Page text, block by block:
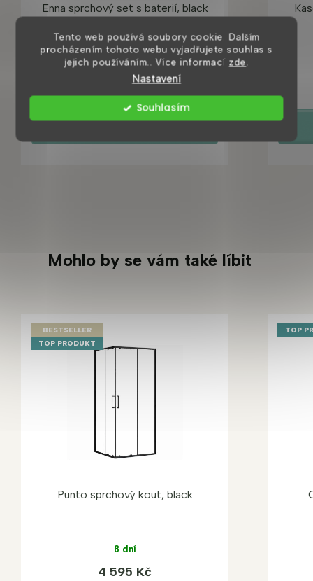
Tento web používá soubory cookie. Dalším
procházením tohoto webu vyjadřujete souhlas s
jejich používáním.. Více informací zde.
Nastavení
Souhlasím
Enna sprchový set s baterií, black
8 dní
3 290 Kč
Mohlo by se vám také líbit
BESTSELLER
TOP PRODUKT
Punto sprchový kout, black
8 dní
4 595 Kč
TOP